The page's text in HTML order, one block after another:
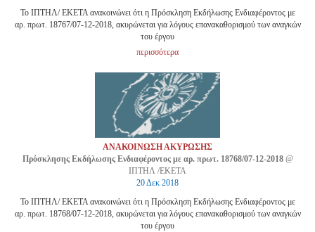
Το ΙΠΤΗΛ/ ΕΚΕΤΑ ανακοινώνει ότι η Πρόσκληση Εκδήλωσης Ενδιαφέροντος με
αρ. πρωτ. 18767/07-12-2018, ακυρώνεται για λόγους επανακαθορισμού των αναγκών
του έργου
περισσότερα
ΑΝΑΚΟΙΝΩΣΗ ΑΚΥΡΩΣΗΣ
Πρόσκλησης Εκδήλωσης Ενδιαφέροντος με αρ. πρωτ. 18768/07-12-2018 @
ΙΠΤΗΛ /ΕΚΕΤΑ
20 Δεκ 2018
Το ΙΠΤΗΛ/ ΕΚΕΤΑ ανακοινώνει ότι η Πρόσκληση Εκδήλωσης Ενδιαφέροντος με
αρ. πρωτ. 18768/07-12-2018, ακυρώνεται για λόγους επανακαθορισμού των αναγκών
του έργου